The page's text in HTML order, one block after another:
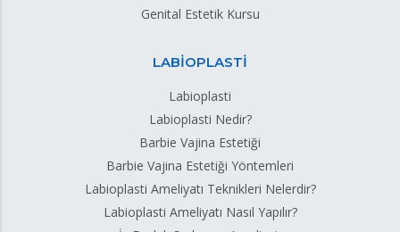
Genital Estetik Kursu
LABİOPLASTİ
Labioplasti
Labioplasti Nedir?
Barbie Vajina Estetiği
Barbie Vajina Estetiği Yöntemleri
Labioplasti Ameliyatı Teknikleri Nelerdir?
Labioplasti Ameliyatı Nasıl Yapılır?